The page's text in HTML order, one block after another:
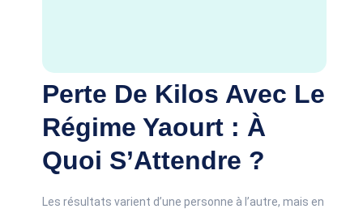
Perte De Kilos Avec Le
Régime Yaourt : À
Quoi S’Attendre ?
Les résultats varient d’une personne à l’autre, mais en